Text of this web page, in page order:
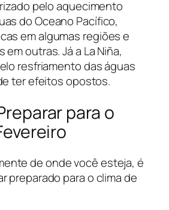
pelo aquecimento
do Oceano Pacífico,
em algumas regiões e
outras. Já a La Niña,
resfriamento das águas
ter efeitos opostos.
para o
de onde você esteja, é
preparado para o clima de